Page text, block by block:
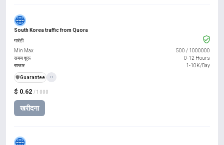
South Korea traffic from Quora
$ 0.62 / 1000
खरीदना
गारंटी
Min Max
500 / 1000000
समय शुरू
0-12 Hours
रफ़्तार
1-10K/Day
️🛡️Guarantee +1